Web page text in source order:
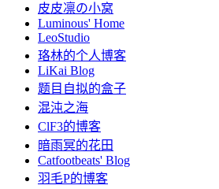
皮皮凛の小窝
Luminous' Home
LeoStudio
珞林的个人博客
LiKai Blog
题目自拟的盒子
混沌之海
ClF3的博客
暗雨冥的花田
Catfootbeats' Blog
羽毛P的博客